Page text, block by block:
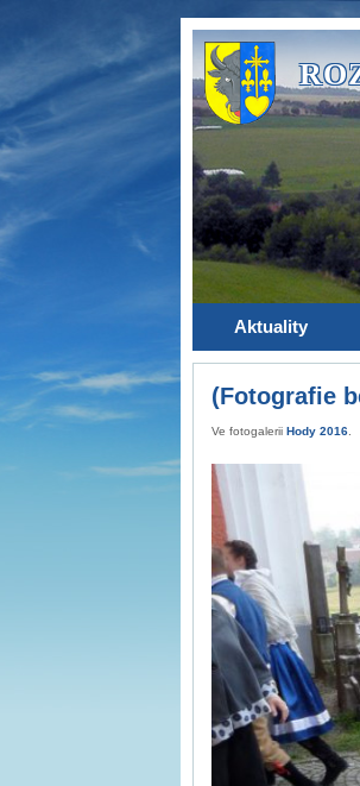
Aktuality
(Fotografie
Ve fotogalerii Hody 2016